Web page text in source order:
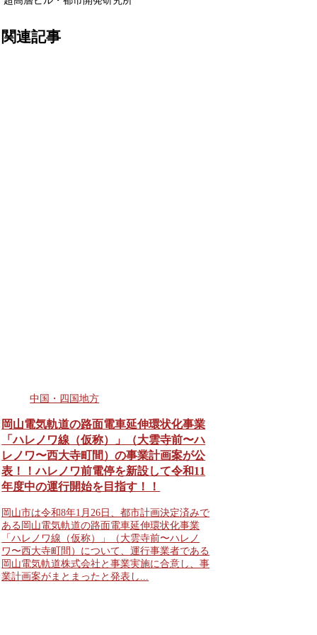
関連記事
中国・四国地方
岡山電気軌道の路面電車延伸環状化事業
「ハレノワ線（仮称）」（大雲寺前〜ハ
レノワ〜西大寺町間）の事業計画案が公
表！！ハレノワ前電停を新設して令和11
年度中の運行開始を目指す！！
岡山市は令和8年1月26日、都市計画決定済みで
ある岡山電気軌道の路面電車延伸環状化事業
「ハレノワ線（仮称）」（大雲寺前〜ハレノ
ワ〜西大寺町間）について、運行事業者である
岡山電気軌道株式会社と事業実施に合意し、事
業計画案がまとまったと発表し...